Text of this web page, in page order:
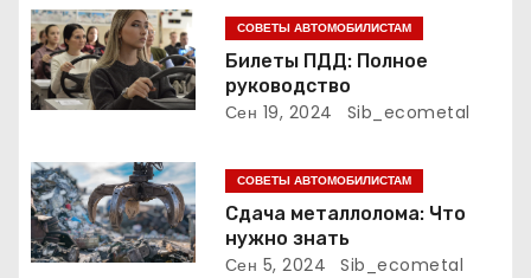
а
п
с
я
СОВЕТЫ АВТОМОБИЛИСТАМ
Билеты ПДД: Полное
руководство
Сен 19, 2024 Sib_ecometal
СОВЕТЫ АВТОМОБИЛИСТАМ
Сдача металлолома: Что
нужно знать
Сен 5, 2024 Sib_ecometal